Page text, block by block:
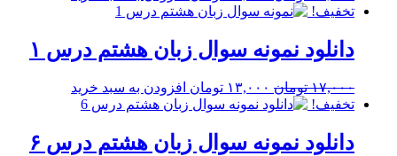
اصلی
بود.
فعلی
است.
تخفیف!
دانلود نمونه سوال زبان هشتم درس ۱
۱۷,۰۰۰ تومان قیمت
اصلی
بود.
۱۳,۰۰۰ تومان قیمت
فعلی
است.
افزودن به سبد خرید
تخفیف!
دانلود نمونه سوال زبان هشتم درس ۶